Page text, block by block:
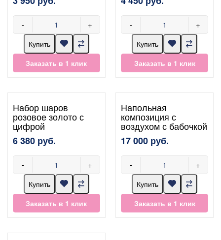
- +
Купить
Заказать в 1 клик
- +
Купить
Заказать в 1 клик
Набор шаров
розовое золото с
цифрой
6 380 руб.
- +
Купить
Заказать в 1 клик
Напольная
композиция с
воздухом с бабочкой
17 000 руб.
- +
Купить
Заказать в 1 клик